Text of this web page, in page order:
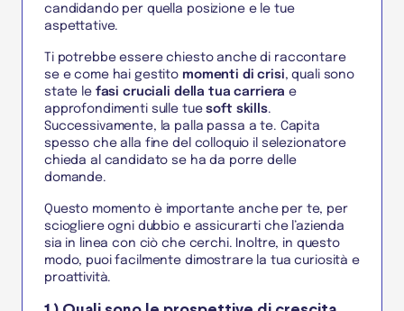
candidando per quella posizione e le tue
aspettative.
Ti potrebbe essere chiesto anche di raccontare
se e come hai gestito momenti di crisi, quali sono
state le fasi cruciali della tua carriera e
approfondimenti sulle tuesoft skills.
Successivamente, la palla passa a te. Capita
spesso che alla fine del colloquio il selezionatore
chieda al candidato se ha da porre delle
domande.
Questo momento è importante anche per te, per
sciogliere ogni dubbio e assicurarti che l’azienda
sia in linea con ciò che cerchi. Inoltre, in questo
modo, puoi facilmente dimostrare la tua curiosità e
proattività.